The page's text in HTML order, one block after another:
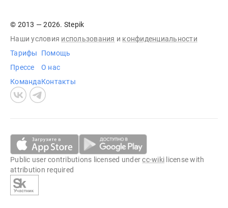
© 2013 — 2026. Stepik
Наши условия использования и конфиденциальности
Тарифы
Прессе
Команда
Помощь
О нас
Контакты
Public user contributions licensed undercc-wiki license with
attribution required